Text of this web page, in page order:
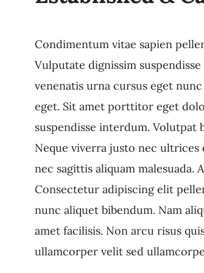
Condimentum vitae sapien
Vulputate dignissim
venenatis urna cursus eget
eget. Sit amet porttitor eget
suspendisse interdum.
Neque viverra justo nec
nec sagittis aliquam
Consectetur adipiscing elit
nunc aliquet bibendum. Nam
amet facilisis. Non arcu risus
ullamcorper velit sed